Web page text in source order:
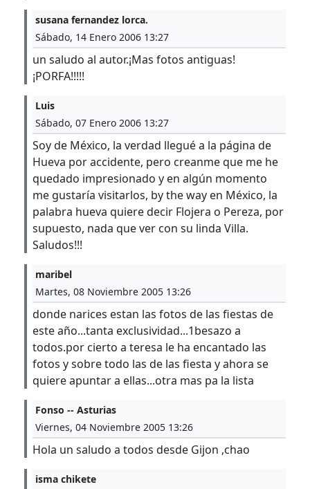
susana fernandez lorca.
Sábado, 14 Enero 2006 13:27
un saludo al autor.¡Mas fotos antiguas!
¡PORFA!!!!!
Luis
Sábado, 07 Enero 2006 13:27
Soy de México, la verdad llegué a la página de
Hueva por accidente, pero creanme que me he
quedado impresionado y en algún momento
me gustaría visitarlos, by the way en México, la
palabra hueva quiere decir Flojera o Pereza, por
supuesto, nada que ver con su linda Villa.
Saludos!!!
maribel
Martes, 08 Noviembre 2005 13:26
donde narices estan las fotos de las fiestas de
este año...tanta exclusividad...1besazo a
todos.por cierto a teresa le ha encantado las
fotos y sobre todo las de las fiesta y ahora se
quiere apuntar a ellas...otra mas pa la lista
Fonso -- Asturias
Viernes, 04 Noviembre 2005 13:26
Hola un saludo a todos desde Gijon ,chao
isma chikete